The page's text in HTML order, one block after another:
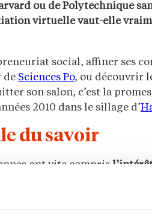
ou de Polytechnique
virtuelle vaut-elle
social, affiner ses
de Sciences Po, ou découvrir
son salon, c’est la
2010 dans le sillage d’
du savoir
ont vite compris
ont lancé
intellectuelle. « Les grandes
Arnaude Lintzer,